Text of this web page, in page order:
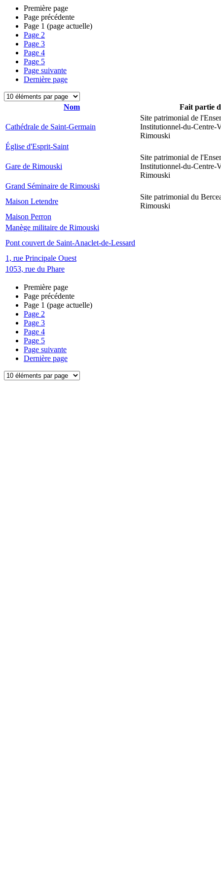
Première page
Page précédente
Page 1 (page actuelle)
Page 2
Page 3
Page 4
Page 5
Page suivante
Dernière page
Nom Fait partie
Cathédrale de Saint-Germain
Site patrimonial de
Institutionnel-du-Centre-
Rimouski
Église d'Esprit-Saint
Gare de Rimouski
Site patrimonial de
Institutionnel-du-Centre-
Rimouski
Grand Séminaire de Rimouski
Maison Letendre
Site patrimonial du
Rimouski
Maison Perron
Manège militaire de Rimouski
Pont couvert de Saint-Anaclet-de-Lessard
1, rue Principale Ouest
1053, rue du Phare
Première page
Page précédente
Page 1 (page actuelle)
Page 2
Page 3
Page 4
Page 5
Page suivante
Dernière page